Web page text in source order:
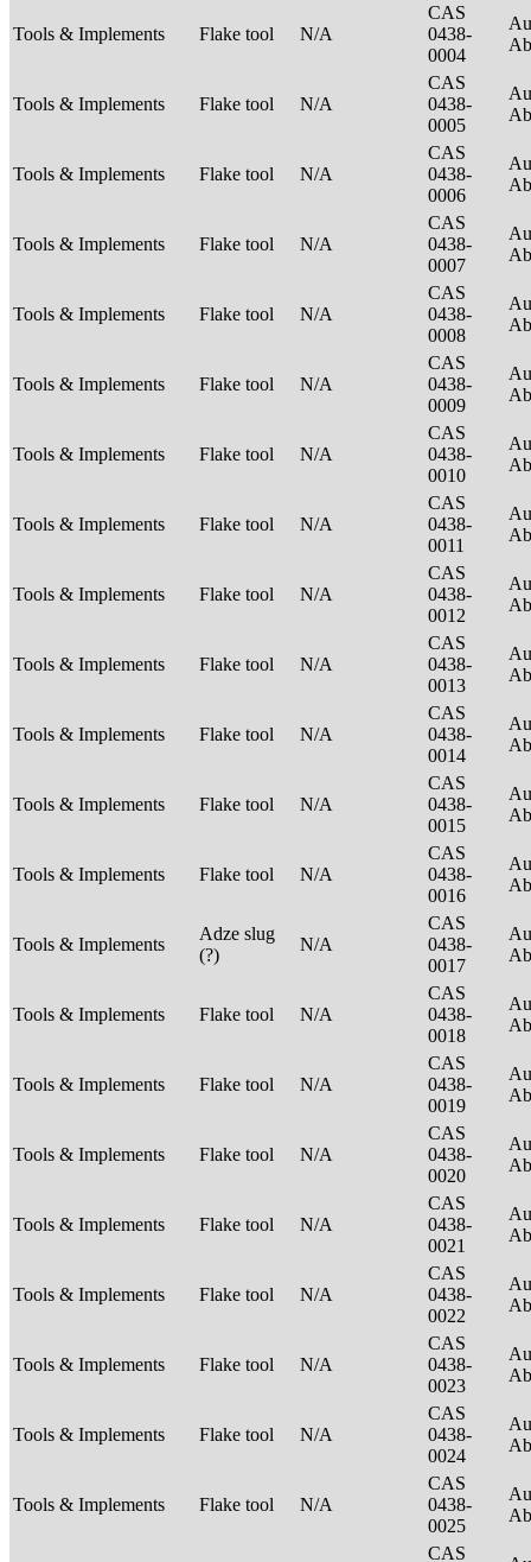
Tools & Implements Flake tool N/A
CAS
0438-
0004
Tools & Implements Flake tool N/A
CAS
0438-
0005
Tools & Implements Flake tool N/A
CAS
0438-
0006
Tools & Implements Flake tool N/A
CAS
0438-
0007
Tools & Implements Flake tool N/A
CAS
0438-
0008
Tools & Implements Flake tool N/A
CAS
0438-
0009
Tools & Implements Flake tool N/A
CAS
0438-
0010
Tools & Implements Flake tool N/A
CAS
0438-
0011
Tools & Implements Flake tool N/A
CAS
0438-
0012
Tools & Implements Flake tool N/A
CAS
0438-
0013
Tools & Implements Flake tool N/A
CAS
0438-
0014
Tools & Implements Flake tool N/A
CAS
0438-
0015
Tools & Implements Flake tool N/A
CAS
0438-
0016
Tools & Implements
Adze slug
(?)
N/A
CAS
0438-
0017
Tools & Implements Flake tool N/A
CAS
0438-
0018
Tools & Implements Flake tool N/A
CAS
0438-
0019
Tools & Implements Flake tool N/A
CAS
0438-
0020
Tools & Implements Flake tool N/A
CAS
0438-
0021
Tools & Implements Flake tool N/A
CAS
0438-
0022
Tools & Implements Flake tool N/A
CAS
0438-
0023
Tools & Implements Flake tool N/A
CAS
0438-
0024
Tools & Implements Flake tool N/A
CAS
0438-
0025
CAS